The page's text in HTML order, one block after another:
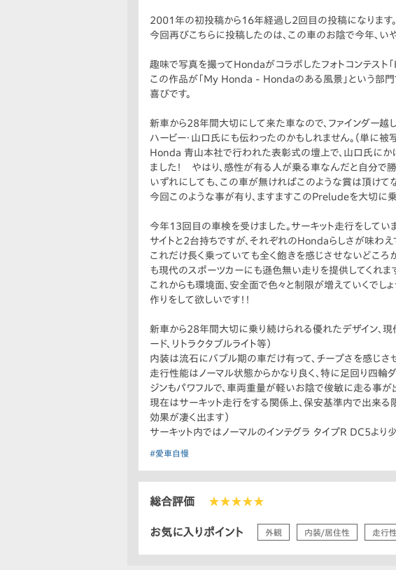
2001年の初投稿から16年経過し2回目の投稿になります。
今回再びこちらに投稿したのは、この車のお陰で今年、い
趣味で写真を撮ってHondaがコラボしたフォトコンテスト
この作品が「My Honda - Hondaのある風景」という部門
喜びです。
新車から28年間大切にして来た車なので、ファインダー
ハービー・山口氏にも伝わったのかもしれません。（単に被
Honda 青山本社で行われた表彰式の壇上で、山口氏にか
ました！ やはり、感性が有る人が乗る車なんだと自分で勝
いずれにしても、この車が無ければこのような賞は頂けて
今回このような事が有り、ますますこのPreludeを大切に
今年13回目の車検を受けました。サーキット走行をして
サイトと2台持ちですが、それぞれのHondaらしさが味わ
これだけ長く乗っていても全く飽きを感じさせないどころ
も現代のスポーツカーにも遜色無い走りを提供してくれます
これからも環境面、安全面で色々と制限が増えていくでし
作りをして欲しいです！！
新車から28年間大切に乗り続けられる優れたデザイン、
ード、リトラクタブルライト等）
内装は流石にバブル期の車だけ有って、チープさを感じさ
走行性能はノーマル状態からかなり良く、特に足回り四輪
ジンもパワフルで、車両重量が軽いお陰で俊敏に走る事が
現在はサーキット走行をする関係上、保安基準内で出来る
効果が凄く出ます）
サーキット内ではノーマルのインテグラ タイプR DC5より
#愛車自慢
総合評価 ★★★★★
お気に入りポイント 外観 内装/居住性 走行